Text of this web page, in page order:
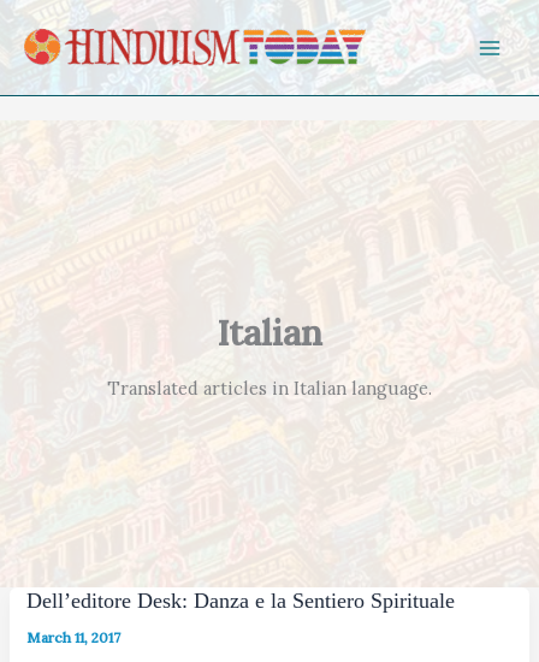
Skip to content
Italian
Translated articles in Italian language.
Dell’editore Desk: Danza e la Sentiero Spirituale
March 11, 2017